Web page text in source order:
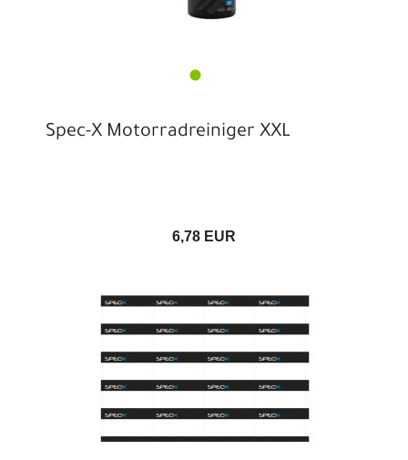
Spec-X Motorradreiniger XXL
6,78 EUR